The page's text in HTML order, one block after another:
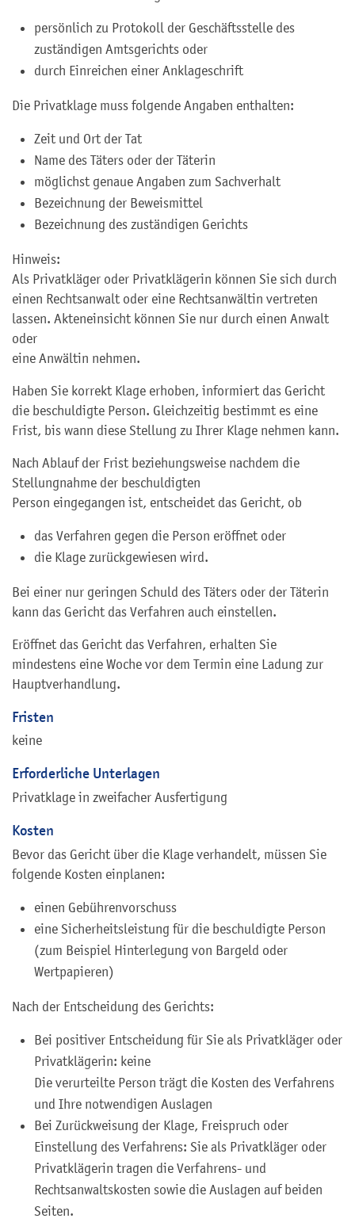
persönlich zu Protokoll der Geschäftsstelle des
zuständigen Amtsgerichts oder
durch Einreichen einer Anklageschrift
Die Privatklage muss folgende Angaben enthalten:
Zeit und Ort der Tat
Name des Täters oder der Täterin
möglichst genaue Angaben zum Sachverhalt
Bezeichnung der Beweismittel
Bezeichnung des zuständigen Gerichts
Hinweis:
Als Privatkläger oder Privatklägerin können Sie sich durch
einen Rechtsanwalt oder eine Rechtsanwältin vertreten
lassen. Akteneinsicht können Sie nur durch einen Anwalt
oder
eine Anwältin nehmen.
Haben Sie korrekt Klage erhoben, informiert das Gericht
die beschuldigte Person. Gleichzeitig bestimmt es eine
Frist, bis wann diese Stellung zu Ihrer Klage nehmen kann.
Nach Ablauf der Frist beziehungsweise nachdem die
Stellungnahme der beschuldigten
Person eingegangen ist, entscheidet das Gericht, ob
das Verfahren gegen die Person eröffnet oder
die Klage zurückgewiesen wird.
Bei einer nur geringen Schuld des Täters oder der Täterin
kann das Gericht das Verfahren auch einstellen.
Eröffnet das Gericht das Verfahren, erhalten Sie
mindestens eine Woche vor dem Termin eine Ladung zur
Hauptverhandlung.
Fristen
keine
Erforderliche Unterlagen
Privatklage in zweifacher Ausfertigung
Kosten
Bevor das Gericht über die Klage verhandelt, müssen Sie
folgende Kosten einplanen:
einen Gebührenvorschuss
eine Sicherheitsleistung für die beschuldigte Person
(zum Beispiel Hinterlegung von Bargeld oder
Wertpapieren)
Nach der Entscheidung des Gerichts:
Bei positiver Entscheidung für Sie als Privatkläger oder
Privatklägerin: keine
Die verurteilte Person trägt die Kosten des Verfahrens
und Ihre notwendigen Auslagen
Bei Zurückweisung der Klage, Freispruch oder
Einstellung des Verfahrens: Sie als Privatkläger oder
Privatklägerin tragen die Verfahrens- und
Rechtsanwaltskosten sowie die Auslagen auf beiden
Seiten.